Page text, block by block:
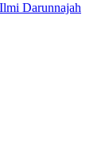
Darunnajah